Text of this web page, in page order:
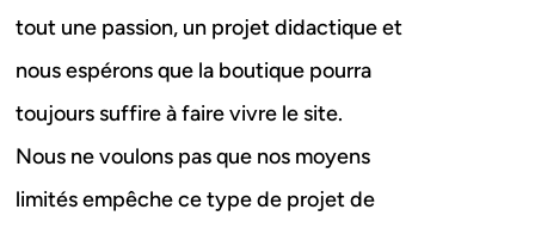
tout une passion, un projet didactique et
nous espérons que la boutique pourra
toujours suffire à faire vivre le site.
Nous ne voulons pas que nos moyens
limités empêche ce type de projet de